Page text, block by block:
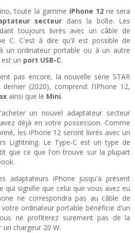
toute la gamme iPhone 12ne sera
secteur dans la boîte. Les
toujours livrés avec un câble de
C. C'est à dire qu'il est possible de
un ordinateur portable ou à un autre
un port USB-C.
pas encore, la nouvelle série STAR
(2020), comprend: l'iPhone 12,
ainsi que le Mini.
un nouvel adaptateur secteur
déjà en votre possession. Comme
les iPhone 12 seront livrés avec un
Lightning. Le Type-C est un type de
que ce que l'on trouve sur la plupart
adaptateurs iPhone jusqu'à présent
qui signifie que celui que vous avez eu
ne correspondra pas au câble de
ordinateur portable bénéficie d'un
ne profiterez surement pas de la
chargeur 20 W.